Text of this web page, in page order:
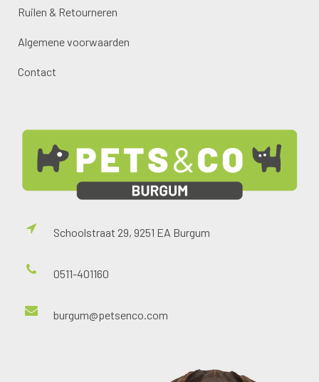
Ruilen & Retourneren
Algemene voorwaarden
Contact
Schoolstraat 29, 9251 EA Burgum
0511-401160
burgum@petsenco.com